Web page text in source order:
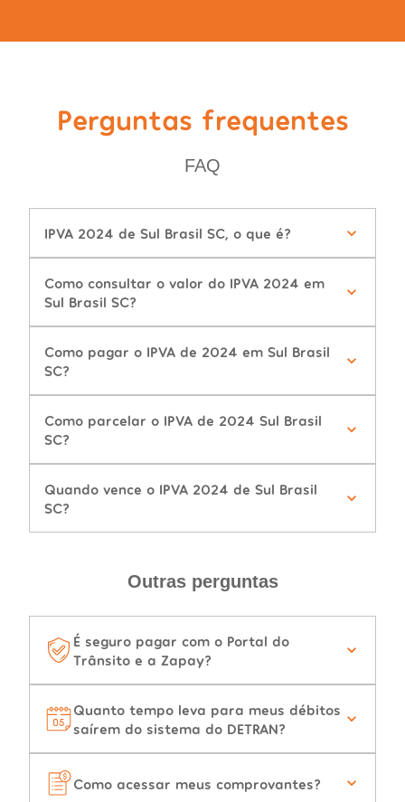
Perguntas frequentes
FAQ
IPVA 2024 de Sul Brasil SC, o que é?
Como consultar o valor do IPVA 2024 em
Sul Brasil SC?
Como pagar o IPVA de 2024 em Sul Brasil
SC?
Como parcelar o IPVA de 2024 Sul Brasil
SC?
Quando vence o IPVA 2024 de Sul Brasil
SC?
Outras perguntas
É seguro pagar com o Portal do
Trânsito e a Zapay?
Quanto tempo leva para meus débitos
saírem do sistema do DETRAN?
Como acessar meus comprovantes?